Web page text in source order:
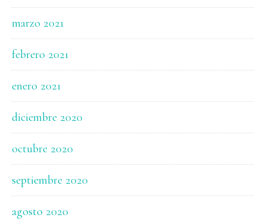
marzo 2021
febrero 2021
enero 2021
diciembre 2020
octubre 2020
septiembre 2020
agosto 2020